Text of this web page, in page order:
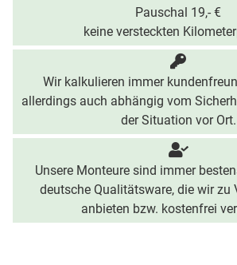
Pauschal 19,- €
keine versteckten
Wir kalkulieren immer
allerdings auch abhängig vom
der Situation vor Ort.
Unsere Monteure sind immer
deutsche Qualitätsware, die wir zu
anbieten bzw. kostenfrei